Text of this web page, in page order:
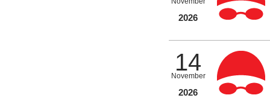
2026
14
November
2026